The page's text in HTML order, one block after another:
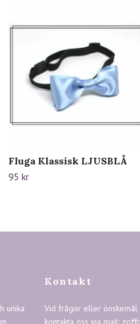
Fluga Klassisk LJUSBLÅ
95 kr
unika
Kontakt
Vid frågor eller önskemål
kontakta oss via mail: